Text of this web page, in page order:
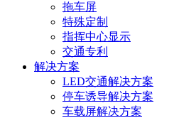
拖车屏
特殊定制
指挥中心显示
交通专利
解决方案
LED交通解决方案
停车诱导解决方案
车载屏解决方案